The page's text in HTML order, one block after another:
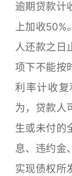
逾期贷款计
上加收50%
人还款之日
项下不能按
利率计收
为，贷款人
生或未付的
息、违约金
实现债权所